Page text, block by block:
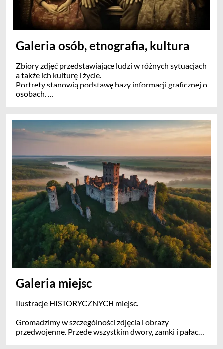
Galeria osób, etnografia, kultura
Zbiory zdjęć przedstawiające ludzi w różnych sytuacjach
a także ich kulturę i życie.
Portrety stanowią podstawę bazy informacji graficznej o
osobach.
konkretnych miejscowości.
Galeria miejsc
Ilustracje HISTORYCZNYCH miejsc.
Gromadzimy w szczególności zdjęcia i obrazy
przedwojenne. Przede wszystkim dwory, zamki i pałace,